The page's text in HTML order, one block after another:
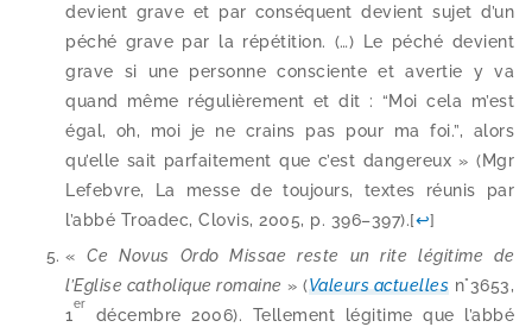
devient grave et par consé­quent devient sujet d’un
péché grave par la répé­ti­tion. (…) Le péché devient
grave si une per­sonne consciente et aver­tie y va
quand même régu­liè­re­ment et dit : “Moi cela m’est
égal, oh, moi je ne crains pas pour ma foi.”, alors
qu’elle sait par­fai­te­ment que c’est dan­ge­reux » (Mgr
Lefebvre, La messe de tou­jours, textes réunis par
l’ab­bé Troadec, Clovis, 2005, p. 396–397).[↩]
«Ce Novus Ordo Missae reste un rite légi­time de
l’Eglise catho­lique romaine » (Valeurs actuelles n°3653,
1
er
décembre 2006). Tellement légi­time que l’ab­bé